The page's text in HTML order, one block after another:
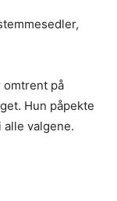
omtrent på
Hun påpekte
valgene.